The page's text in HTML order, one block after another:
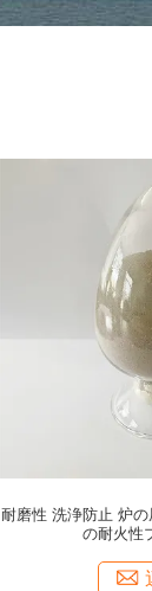
耐磨性 洗浄防止 炉
の耐火性